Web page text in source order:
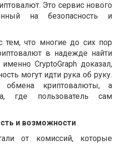
Это сервис нового
на безопасность и
тем, что многие до сих пор
в надежде найти
CryptoGraph доказал,
могут идти рука об руку.
криптовалюты, а
где пользователь сам
и возможности
от комиссий, которые